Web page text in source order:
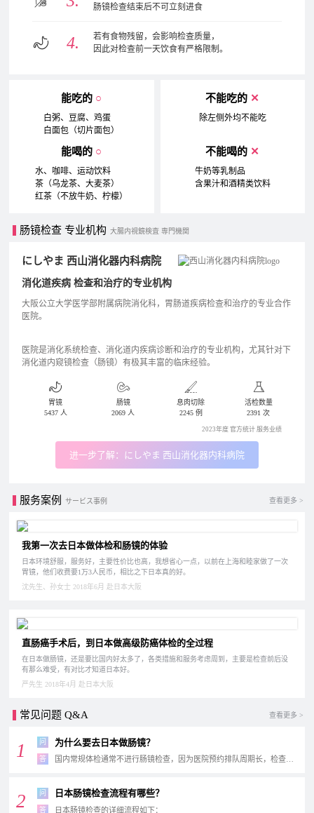
肠镜检查结束后不可⽴刻进食
若有食物残留，会影响检查质量，
因此对检查前⼀天饮食有严格限制。
能吃的 ○
白粥、豆腐、鸡蛋
白面包（切片面包）
不能吃的 ✕
除左侧外均不能吃
能喝的 ○
水、咖啡、运动饮料
茶（乌龙茶、大麦茶）
红茶（不放牛奶、柠檬）
不能喝的 ✕
牛奶等乳制品
含果汁和酒精类饮料
肠镜检查 专业机构 大腸内視鏡検査 専門機関
にしやま 西山消化器内科病院
消化道疾病 检查和治疗的专业机构
大阪公立大学医学部附属病院消化科，胃肠道疾病检查和治疗的专业合作
医院。
医院是消化系统检查、消化道内疾病诊断和治疗的专业机构，尤其针对下
消化道内窥镜检查（肠镜）有极其丰富的临床经验。
胃镜
5437 人
肠镜
2069 人
息肉切除
2245 例
活检数量
2391 次
2023年度 官方统计 服务业绩
进一步了解：にしやま 西山消化器内科病院
服务案例 サービス事例 查看更多 >
我第一次去日本做体检和肠镜的体验
日本环境舒服，服务好，主要性价比也高，我想省心一点，以前在上海和睦家做了一次
胃镜，他们收费要1万3人民币，相比之下日本真的好。
沈先生、孙女士 2018年6月 赴日本大阪
直肠癌手术后，到日本做高级防癌体检的全过程
在日本做肠镜，还是要比国内好太多了，各类措施和服务考虑周到，主要是检查前后没
有那么难受，有对比才知道日本好。
严先生 2018年4月 赴日本大阪
常见问题 Q&A 查看更多 >
1 问 为什么要去日本做肠镜？
答 国内常规体检通常不进行肠镜检查，因为医院预约排队周期长，检查人员操作手法好坏不一...
2 问 日本肠镜检查流程有哪些？
答 日本肠镜检查的详细流程如下：